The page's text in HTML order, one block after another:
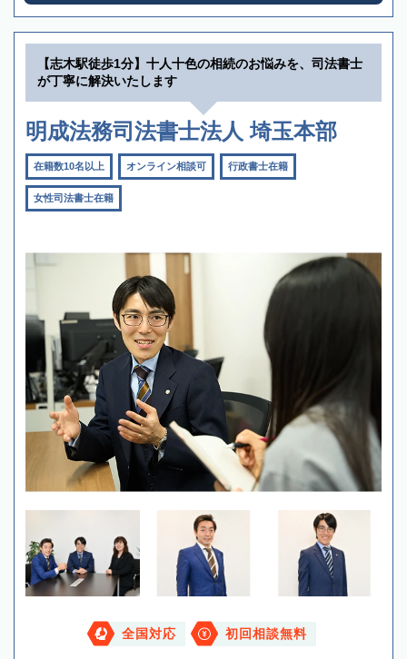
【志木駅徒歩1分】十人十色の相続のお悩みを、司法書士
が丁寧に解決いたします
明成法務司法書士法人 埼玉本部
在籍数10名以上 オンライン相談可 行政書士在籍
女性司法書士在籍
全国対応 初回相談無料